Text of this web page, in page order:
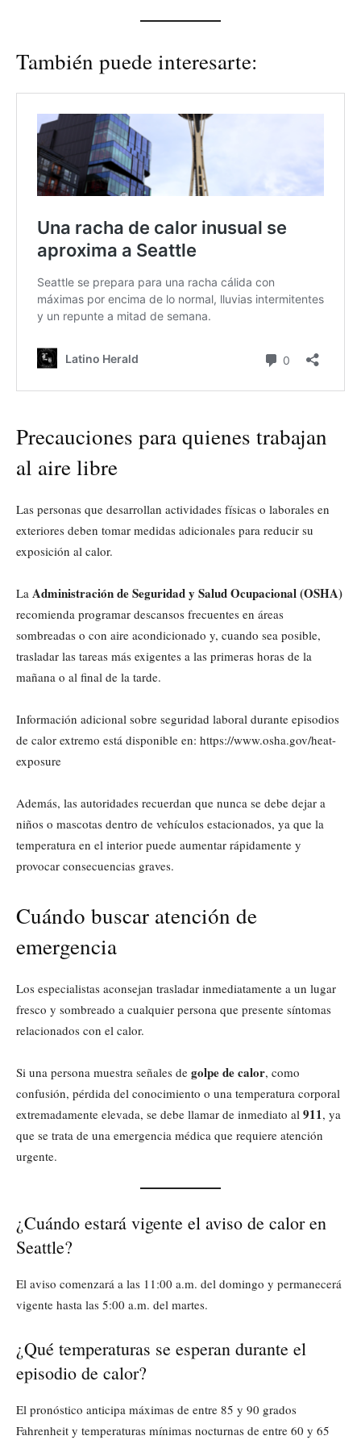
También puede interesarte:
Precauciones para quienes trabajan
al aire libre
Las personas que desarrollan actividades físicas o laborales en
exteriores deben tomar medidas adicionales para reducir su
exposición al calor.
La Administración de Seguridad y Salud Ocupacional (OSHA)
recomienda programar descansos frecuentes en áreas
sombreadas o con aire acondicionado y, cuando sea posible,
trasladar las tareas más exigentes a las primeras horas de la
mañana o al final de la tarde.
Información adicional sobre seguridad laboral durante episodios
de calor extremo está disponible en: https://www.osha.gov/heat-
exposure
Además, las autoridades recuerdan que nunca se debe dejar a
niños o mascotas dentro de vehículos estacionados, ya que la
temperatura en el interior puede aumentar rápidamente y
provocar consecuencias graves.
Cuándo buscar atención de
emergencia
Los especialistas aconsejan trasladar inmediatamente a un lugar
fresco y sombreado a cualquier persona que presente síntomas
relacionados con el calor.
Si una persona muestra señales de golpe de calor, como
confusión, pérdida del conocimiento o una temperatura corporal
extremadamente elevada, se debe llamar de inmediato al 911, ya
que se trata de una emergencia médica que requiere atención
urgente.
¿Cuándo estará vigente el aviso de calor en
Seattle?
El aviso comenzará a las 11:00 a.m. del domingo y permanecerá
vigente hasta las 5:00 a.m. del martes.
¿Qué temperaturas se esperan durante el
episodio de calor?
El pronóstico anticipa máximas de entre 85 y 90 grados
Fahrenheit y temperaturas mínimas nocturnas de entre 60 y 65